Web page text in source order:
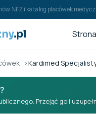
NFZ i katalog placówek
.pl
Kardimed
Przejąć go i